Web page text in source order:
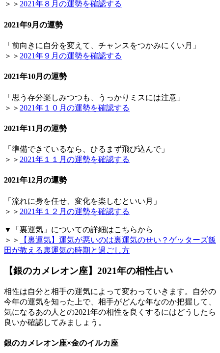
＞＞ 2021年８月の運勢を確認する
2021年9月の運勢
「前向きに自分を変えて、チャンスをつかみにくい月」
＞＞ 2021年９月の運勢を確認する
2021年10月の運勢
「思う存分楽しみつつも、うっかりミスには注意」
＞＞ 2021年１０月の運勢を確認する
2021年11月の運勢
「準備できているなら、ひるまず飛び込んで」
＞＞ 2021年１１月の運勢を確認する
2021年12月の運勢
「流れに身を任せ、変化を楽しむといい月」
＞＞ 2021年１２月の運勢を確認する
▼「裏運気」についての詳細はこちらから
＞＞
【裏運気】運気が悪いのは裏運気のせい？ゲッターズ飯
田が教える裏運気の時期と過ごし方
【銀のカメレオン座】2021年の相性占い
相性は自分と相手の運気によって変わっていきます。自分の
今年の運気を知った上で、相手がどんな年なのか把握して、
気になるあの人との2021年の相性を良くするにはどうしたら
良いか確認してみましょう。
銀のカメレオン座×金のイルカ座